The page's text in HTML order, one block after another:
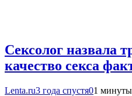
Сексолог назвала
качество секса
Lenta.ru3 года спустя01 минуты